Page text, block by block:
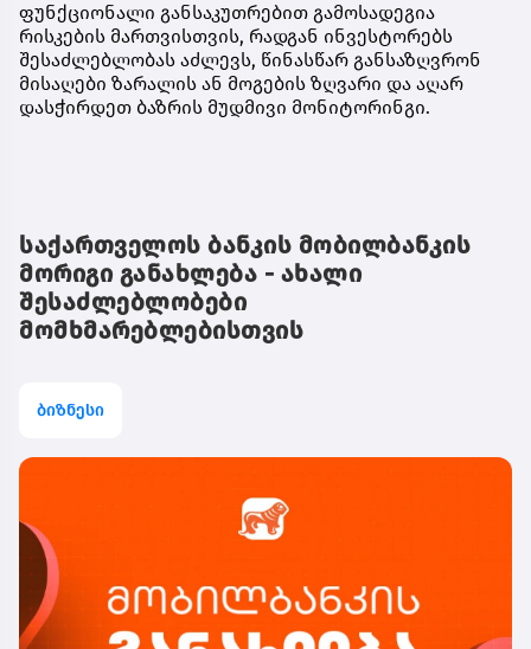
ფუნქციონალი განსაკუთრებით გამოსადეგია
რისკების მართვისთვის, რადგან ინვესტორებს
შესაძლებლობას აძლევს, წინასწარ განსაზღვრონ
მისაღები ზარალის ან მოგების ზღვარი და აღარ
დასჭირდეთ ბაზრის მუდმივი მონიტორინგი.
საქართველოს ბანკის მობილბანკის
მორიგი განახლება - ახალი
შესაძლებლობები
მომხმარებლებისთვის
ბიზნესი